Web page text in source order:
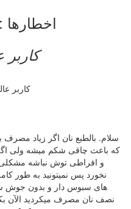
کاربر
سلام. بالطبع نان اگر زیاد
که باعث چاقی شکم میشه ولی
و افراطی توش نباشه
نخورد پس نمیتونید به طور
های سبوس دار و بدون جوش
نصف نان مصرف میکردید الآن